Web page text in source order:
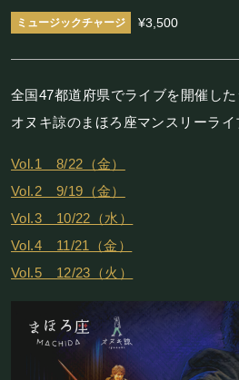
SCHEDULE
FOOD&DRINK
フード&ドリンク
PRIVATE
¥3,500
全国47都道府県でライブを開催し
オヌキ諒のまほろ座マンスリーライ
Vol.1 8/22（金）
Vol.2 9/19（金）
Vol.3 10/22（水）
Vol.4 11/21（金）
Vol.5 12/23（火）